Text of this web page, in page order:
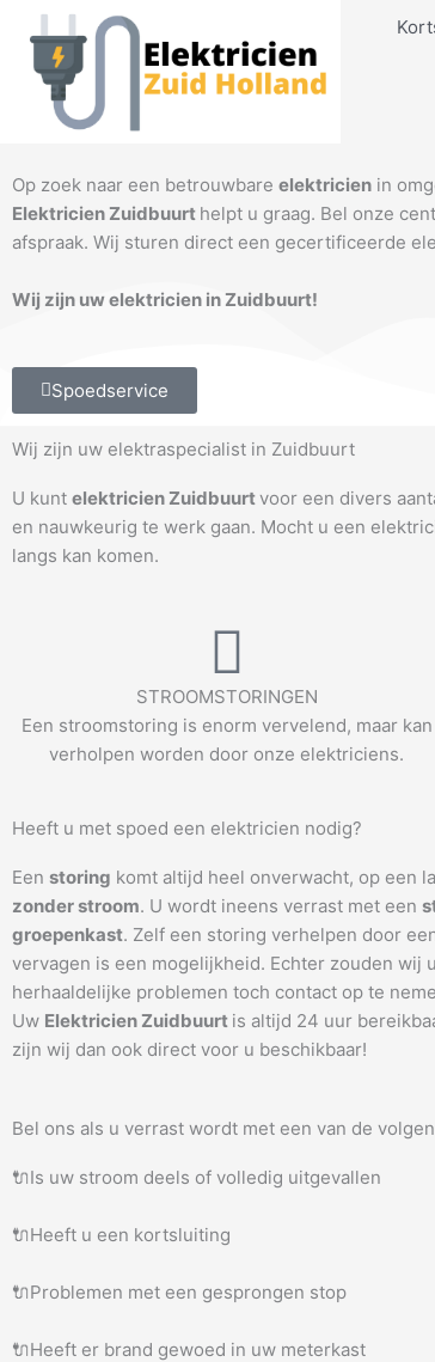
naar
inhoud
Elektricien Zuidbuurt
Op zoek naar een betrouwbare elektricien in
Elektricien Zuidbuurt helpt u graag. Bel onze
afspraak. Wij sturen direct een gecertificeerde
Wij zijn uw elektricien in Zuidbuurt!
Spoedservice
Wij zijn uw elektraspecialist in Zuidbuurt
U kunt elektricien Zuidbuurtvoor een divers
en nauwkeurig te werk gaan. Mocht u een
langs kan komen.
STROOMSTORINGEN
Een stroomstoring is enorm vervelend, maar kan
verholpen worden door onze elektriciens.
Heeft u met spoed een elektricien nodig?
Een storing komt altijd heel onverwacht, op een
zonder stroom. U wordt ineens verrast met een
groepenkast. Zelf een storing verhelpen door
vervagen is een mogelijkheid. Echter zouden wij
herhaaldelijke problemen toch contact op te
Uw Elektricien Zuidbuurt is altijd 24 uur
zijn wij dan ook direct voor u beschikbaar!
Bel ons als u verrast wordt met een van de
🔌Is uw stroom deels of volledig uitgevallen
🔌Heeft u een kortsluiting
🔌Problemen met een gesprongen stop
🔌Heeft er brand gewoed in uw meterkast